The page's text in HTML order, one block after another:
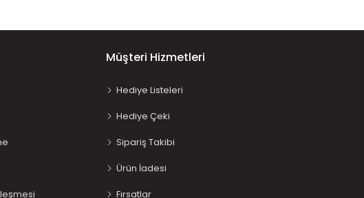
Müşteri Hizmetleri
Hediye Listeleri
Hediye Çeki
Sipariş Takibi
Ürün İadesi
Fırsatlar